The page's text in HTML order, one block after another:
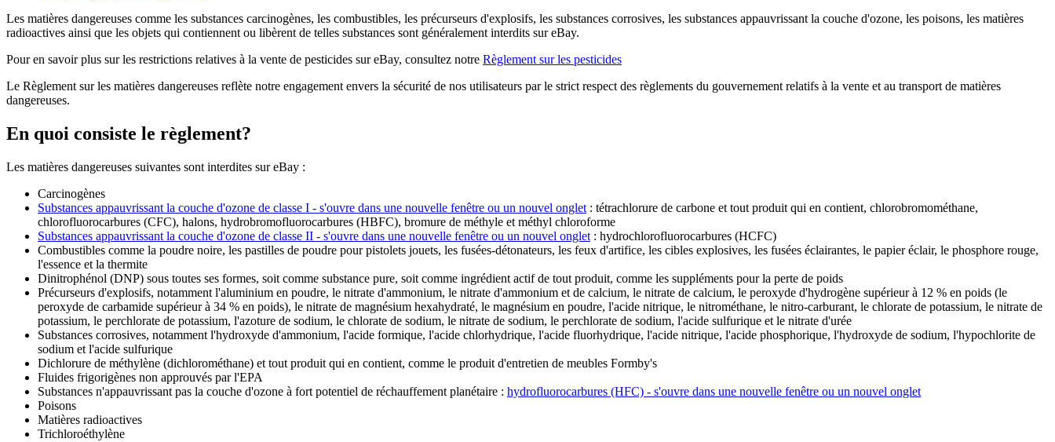
Les matières dangereuses comme les substances carcinogènes, les combustibles, les précurseurs d'explosifs, les substances corrosives, les substances appauvrissant la couche d'ozone, les poisons, les matières
radioactives ainsi que les objets qui contiennent ou libèrent de telles substances sont généralement interdits sur eBay.
Pour en savoir plus sur les restrictions relatives à la vente de pesticides sur eBay, consultez notre Règlement sur les pesticides
Le Règlement sur les matières dangereuses reflète notre engagement envers la sécurité de nos utilisateurs par le strict respect des règlements du gouvernement relatifs à la vente et au transport de matières
dangereuses.
En quoi consiste le règlement?
Les matières dangereuses suivantes sont interdites sur eBay :
Carcinogènes
Substances appauvrissant la couche d'ozone de classe I - s'ouvre dans une nouvelle fenêtre ou un nouvel onglet : tétrachlorure de carbone et tout produit qui en contient, chlorobromométhane,
chlorofluorocarbures (CFC), halons, hydrobromofluorocarbures (HBFC), bromure de méthyle et méthyl chloroforme
Substances appauvrissant la couche d'ozone de classe II - s'ouvre dans une nouvelle fenêtre ou un nouvel onglet : hydrochlorofluorocarbures (HCFC)
Combustibles comme la poudre noire, les pastilles de poudre pour pistolets jouets, les fusées-détonateurs, les feux d'artifice, les cibles explosives, les fusées éclairantes, le papier éclair, le phosphore rouge,
l'essence et la thermite
Dinitrophénol (DNP) sous toutes ses formes, soit comme substance pure, soit comme ingrédient actif de tout produit, comme les suppléments pour la perte de poids
Précurseurs d'explosifs, notamment l'aluminium en poudre, le nitrate d'ammonium, le nitrate d'ammonium et de calcium, le nitrate de calcium, le peroxyde d'hydrogène supérieur à 12 % en poids (le
peroxyde de carbamide supérieur à 34 % en poids), le nitrate de magnésium hexahydraté, le magnésium en poudre, l'acide nitrique, le nitrométhane, le nitro-carburant, le chlorate de potassium, le nitrate de
potassium, le perchlorate de potassium, l'azoture de sodium, le chlorate de sodium, le nitrate de sodium, le perchlorate de sodium, l'acide sulfurique et le nitrate d'urée
Substances corrosives, notamment l'hydroxyde d'ammonium, l'acide formique, l'acide chlorhydrique, l'acide fluorhydrique, l'acide nitrique, l'acide phosphorique, l'hydroxyde de sodium, l'hypochlorite de
sodium et l'acide sulfurique
Dichlorure de méthylène (dichlorométhane) et tout produit qui en contient, comme le produit d'entretien de meubles Formby's
Fluides frigorigènes non approuvés par l'EPA
Substances n'appauvrissant pas la couche d'ozone à fort potentiel de réchauffement planétaire : hydrofluorocarbures (HFC) - s'ouvre dans une nouvelle fenêtre ou un nouvel onglet
Poisons
Matières radioactives
Trichloroéthylène